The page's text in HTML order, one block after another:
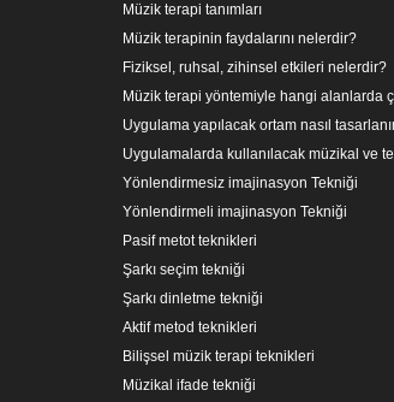
Müzik terapi tanımları
Müzik terapinin faydalarını nelerdir?
Fiziksel, ruhsal, zihinsel etkileri nelerdir?
Müzik terapi yöntemiyle hangi alanlarda
Uygulama yapılacak ortam nasıl
Uygulamalarda kullanılacak müzikal ve
Yönlendirmesiz imajinasyon Tekniği
Yönlendirmeli imajinasyon Tekniği
Pasif metot teknikleri
Şarkı seçim tekniği
Şarkı dinletme tekniği
Aktif metod teknikleri
Bilişsel müzik terapi teknikleri
Müzikal ifade tekniği